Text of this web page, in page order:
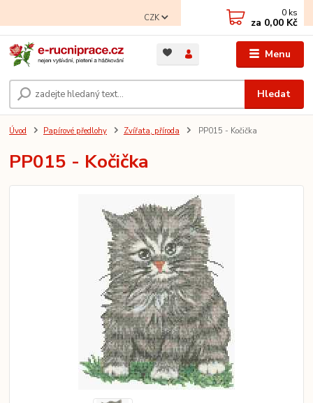
Menu
CZK
Hledat
0 ks
za 0,00 Kč
Úvod Papírové předlohy Zvířata, příroda PP015 - Kočička
PP015 - Kočička